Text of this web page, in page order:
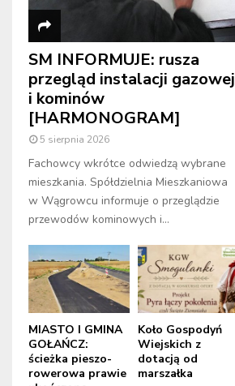
SM INFORMUJE: rusza
przegląd instalacji gazowej
i kominów
[HARMONOGRAM]
5 sierpnia 2026
Fachowcy wkrótce odwiedzą wybrane
mieszkania. Spółdzielnia Mieszkaniowa
w Wągrowcu informuje o przeglądzie
przewodów kominowych i...
MIASTO I GMINA
GOŁAŃCZ:
ścieżka pieszo-
rowerowa prawie
Koło Gospodyń
Wiejskich z
dotacją od
marszałka